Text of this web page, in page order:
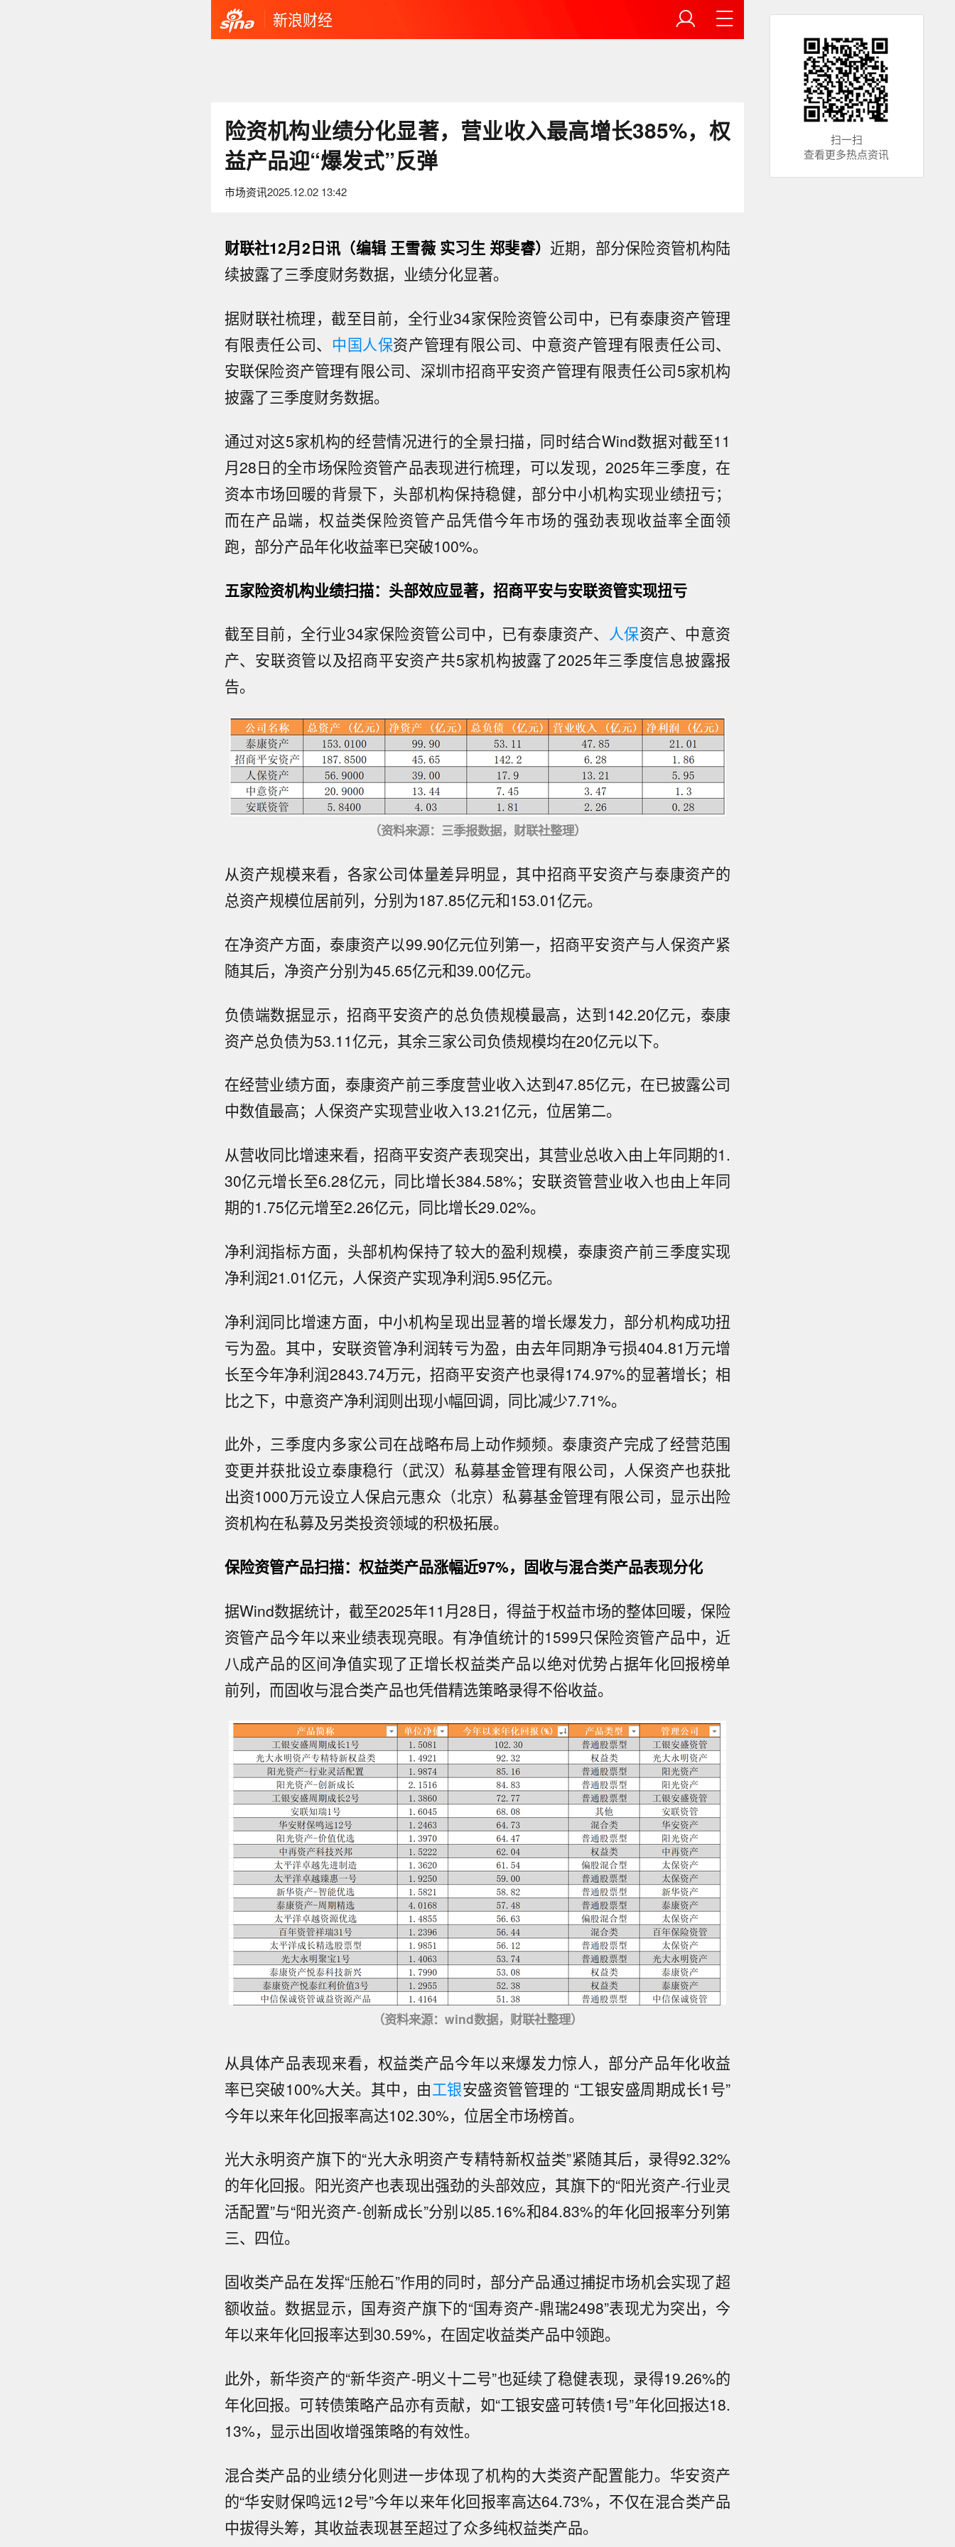
新浪财经
险资机构业绩分化显著，营业收入最高增长385%，权
益产品迎“爆发式”反弹
市场资讯2025.12.02 13:42
财联社12月2日讯（编辑 王雪薇 实习生 郑斐睿） 近期，部分保险资管机构陆
续披露了三季度财务数据，业绩分化显著。
据财联社梳理，截至目前，全行业34家保险资管公司中，已有泰康资产管理
有限责任公司、 中国人保资产管理有限公司、中意资产管理有限责任公司、
安联保险资产管理有限公司、深圳市招商平安资产管理有限责任公司5家机构
披露了三季度财务数据。
通过对这5家机构的经营情况进行的全景扫描，同时结合Wind数据对截至11
月28日的全市场保险资管产品表现进行梳理，可以发现，2025年三季度，在
资本市场回暖的背景下，头部机构保持稳健，部分中小机构实现业绩扭亏；
而在产品端，权益类保险资管产品凭借今年市场的强劲表现收益率全面领
跑，部分产品年化收益率已突破100%。
五家险资机构业绩扫描：头部效应显著，招商平安与安联资管实现扭亏
截至目前，全行业34家保险资管公司中，已有泰康资产、 人保资产、中意资
产、安联资管以及招商平安资产共5家机构披露了2025年三季度信息披露报
告。
（资料来源：三季报数据，财联社整理）
从资产规模来看，各家公司体量差异明显，其中招商平安资产与泰康资产的
总资产规模位居前列，分别为187.85亿元和153.01亿元。
在净资产方面，泰康资产以99.90亿元位列第一，招商平安资产与人保资产紧
随其后，净资产分别为45.65亿元和39.00亿元。
负债端数据显示，招商平安资产的总负债规模最高，达到142.20亿元，泰康
资产总负债为53.11亿元，其余三家公司负债规模均在20亿元以下。
在经营业绩方面，泰康资产前三季度营业收入达到47.85亿元，在已披露公司
中数值最高；人保资产实现营业收入13.21亿元，位居第二。
从营收同比增速来看，招商平安资产表现突出，其营业总收入由上年同期的1.
30亿元增长至6.28亿元，同比增长384.58%；安联资管营业收入也由上年同
期的1.75亿元增至2.26亿元，同比增长29.02%。
净利润指标方面，头部机构保持了较大的盈利规模，泰康资产前三季度实现
净利润21.01亿元，人保资产实现净利润5.95亿元。
净利润同比增速方面，中小机构呈现出显著的增长爆发力，部分机构成功扭
亏为盈。其中，安联资管净利润转亏为盈，由去年同期净亏损404.81万元增
长至今年净利润2843.74万元，招商平安资产也录得174.97%的显著增长；相
比之下，中意资产净利润则出现小幅回调，同比减少7.71%。
此外，三季度内多家公司在战略布局上动作频频。泰康资产完成了经营范围
变更并获批设立泰康稳行（武汉）私募基金管理有限公司，人保资产也获批
出资1000万元设立人保启元惠众（北京）私募基金管理有限公司，显示出险
资机构在私募及另类投资领域的积极拓展。
保险资管产品扫描：权益类产品涨幅近97%，固收与混合类产品表现分化
据Wind数据统计，截至2025年11月28日，得益于权益市场的整体回暖，保险
资管产品今年以来业绩表现亮眼。有净值统计的1599只保险资管产品中，近
八成产品的区间净值实现了正增长权益类产品以绝对优势占据年化回报榜单
前列，而固收与混合类产品也凭借精选策略录得不俗收益。
（资料来源：wind数据，财联社整理）
从具体产品表现来看，权益类产品今年以来爆发力惊人，部分产品年化收益
率已突破100%大关。其中，由工银安盛资管管理的 “工银安盛周期成长1号”
今年以来年化回报率高达102.30%，位居全市场榜首。
光大永明资产旗下的“光大永明资产专精特新权益类”紧随其后，录得92.32%
的年化回报。阳光资产也表现出强劲的头部效应，其旗下的“阳光资产-行业灵
活配置”与“阳光资产-创新成长”分别以85.16%和84.83%的年化回报率分列第
三、四位。
固收类产品在发挥“压舱石”作用的同时，部分产品通过捕捉市场机会实现了超
额收益。数据显示，国寿资产旗下的“国寿资产-鼎瑞2498”表现尤为突出，今
年以来年化回报率达到30.59%，在固定收益类产品中领跑。
此外，新华资产的“新华资产-明义十二号”也延续了稳健表现，录得19.26%的
年化回报。可转债策略产品亦有贡献，如“工银安盛可转债1号”年化回报达18.
13%，显示出固收增强策略的有效性。
混合类产品的业绩分化则进一步体现了机构的大类资产配置能力。华安资产
的“华安财保鸣远12号”今年以来年化回报率高达64.73%，不仅在混合类产品
中拔得头筹，其收益表现甚至超过了众多纯权益类产品。
扫一扫
查看更多热点资讯